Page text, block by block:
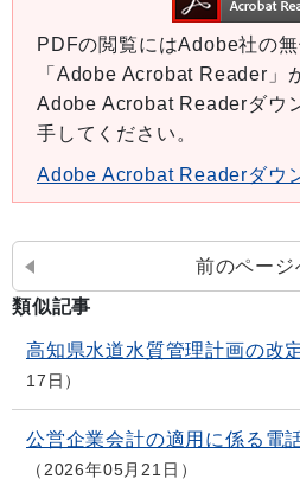
PDFの閲覧にはAdobe社の
「Adobe Acrobat Reader」
Adobe Acrobat Readerダウ
手してください。
Adobe Acrobat Readerダウ
前のページ
類似記事
高知県水道水質管理計画の改
17日
公営企業会計の適用に係る電
2026年05月21日